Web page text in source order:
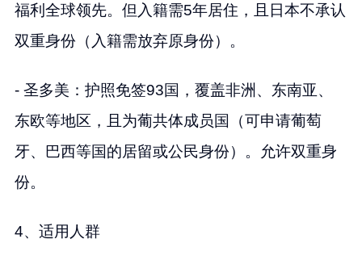
福利全球领先。但入籍需5年居住，且日本不承认
双重身份（入籍需放弃原身份）。
- 圣多美：护照免签93国，覆盖非洲、东南亚、
东欧等地区，且为葡共体成员国（可申请葡萄
牙、巴西等国的居留或公民身份）。允许双重身
份。
4、适用人群